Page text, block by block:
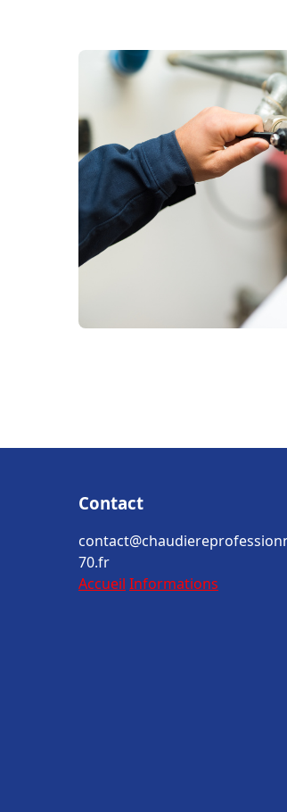
Contact
70.fr
Accueil Informations